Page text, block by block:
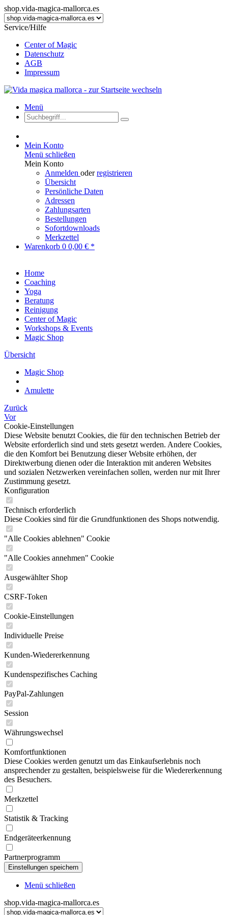
shop.vida-magica-mallorca.es
Service/Hilfe
Center of Magic
Datenschutz
AGB
Impressum
Menü
Mein Konto
Menü schließen
Mein Konto
Anmelden oderregistrieren
Übersicht
Persönliche Daten
Adressen
Zahlungsarten
Bestellungen
Sofortdownloads
Merkzettel
Warenkorb 0 0,00 € *
Home
Coaching
Yoga
Beratung
Reinigung
Center of Magic
Workshops & Events
Magic Shop
Übersicht
Magic Shop
Amulette
Zurück
Vor
Cookie-Einstellungen
Diese Website benutzt Cookies, die für den technischen Betrieb der
Website erforderlich sind und stets gesetzt werden. Andere Cookies,
die den Komfort bei Benutzung dieser Website erhöhen, der
Direktwerbung dienen oder die Interaktion mit anderen Websites
und sozialen Netzwerken vereinfachen sollen, werden nur mit Ihrer
Zustimmung gesetzt.
Konfiguration
Technisch erforderlich
Diese Cookies sind für die Grundfunktionen des Shops notwendig.
"Alle Cookies ablehnen" Cookie
"Alle Cookies annehmen" Cookie
Ausgewählter Shop
CSRF-Token
Cookie-Einstellungen
Individuelle Preise
Kunden-Wiedererkennung
Kundenspezifisches Caching
PayPal-Zahlungen
Session
Währungswechsel
Komfortfunktionen
Diese Cookies werden genutzt um das Einkaufserlebnis noch
ansprechender zu gestalten, beispielsweise für die Wiedererkennung
des Besuchers.
Merkzettel
Statistik & Tracking
Endgeräteerkennung
Partnerprogramm
Menü schließen
shop.vida-magica-mallorca.es